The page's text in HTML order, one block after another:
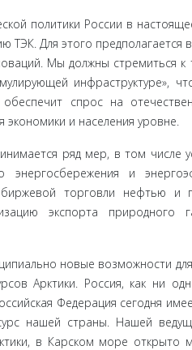
политики России в
ТЭК. Для этого
Мы должны стре­миться
инфраструкту­ре»,
спрос на
и населения уровне.
ряд мер, в том
энергосбережения и
торговли нефтью и
экспорта природного
новые воз­можности
Арктики. Рос­сия, как ни
Федерация сегодня
нашей страны. Нашей
в Карском море открыто